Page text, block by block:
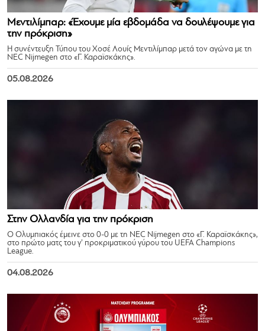
Μεντιλίμπαρ: «Έχουμε μία εβδομάδα να δουλέψουμε για
την πρόκριση»
Η συνέντευξη Τύπου του Χοσέ Λουίς Μεντιλίμπαρ μετά τον αγώνα με τη
NEC Nijmegen στο «Γ. Καραϊσκάκης».
05.08.2026
Στην Ολλανδία για την πρόκριση
Ο Ολυμπιακός έμεινε στο 0-0 με τη NEC Nijmegen στο «Γ. Καραϊσκάκης»,
στο πρώτο ματς του γ’ προκριματικού γύρου του UEFA Champions
League.
04.08.2026